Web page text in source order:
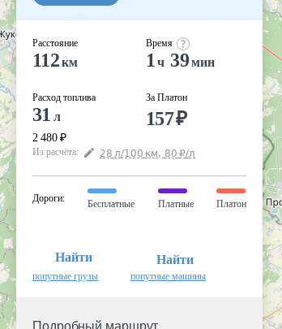
Расстояние
112км
Расход топлива
31 л
2 480 ₽
Время
1 ч 39мин
За Платон
157₽
Из расчёта: 28 л/100 км, 80 ₽/л
Дороги:
Бесплатные Платные Платон
Найти
попутные грузы
Найти
попутные машины
Подробный маршрут